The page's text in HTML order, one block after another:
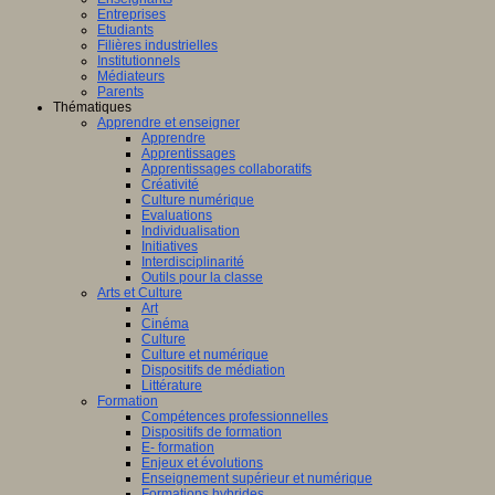
Entreprises
Etudiants
Filières industrielles
Institutionnels
Médiateurs
Parents
Thématiques
Apprendre et enseigner
Apprendre
Apprentissages
Apprentissages collaboratifs
Créativité
Culture numérique
Evaluations
Individualisation
Initiatives
Interdisciplinarité
Outils pour la classe
Arts et Culture
Art
Cinéma
Culture
Culture et numérique
Dispositifs de médiation
Littérature
Formation
Compétences professionnelles
Dispositifs de formation
E- formation
Enjeux et évolutions
Enseignement supérieur et numérique